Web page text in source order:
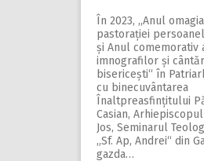
În 2023, ,,Anul
pastorației
și Anul comemorativ
imnografilor și
bisericești“ în
cu binecuvântarea
Înaltpreasfințitului
Casian,
Jos, Seminarul
,,Sf. Ap, Andrei“ din
gazda…